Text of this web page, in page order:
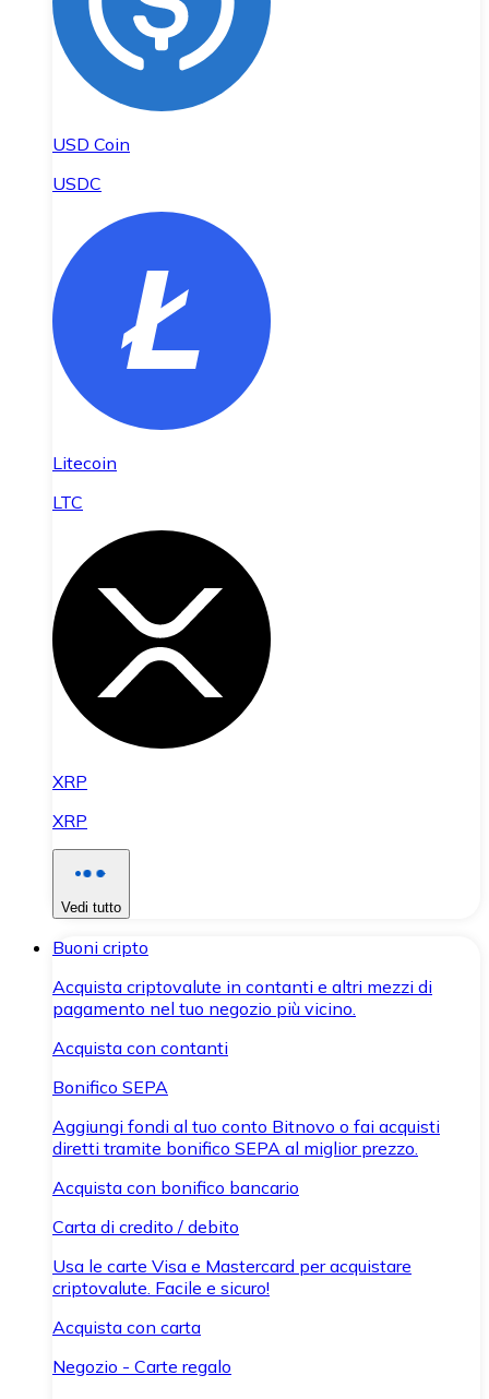
USD Coin
USDC
Litecoin
LTC
XRP
XRP
Vedi tutto
Buoni cripto
Acquista criptovalute in contanti e altri mezzi di
pagamento nel tuo negozio più vicino.
Acquista con contanti
Bonifico SEPA
Aggiungi fondi al tuo conto Bitnovo o fai acquisti
diretti tramite bonifico SEPA al miglior prezzo.
Acquista con bonifico bancario
Carta di credito / debito
Usa le carte Visa e Mastercard per acquistare
criptovalute. Facile e sicuro!
Acquista con carta
Negozio - Carte regalo